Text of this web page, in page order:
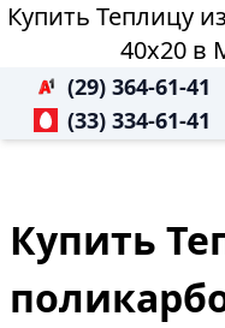
Купить Теплицу
40х20 в
(29) 364-61-41
(33) 334-61-41
Купить